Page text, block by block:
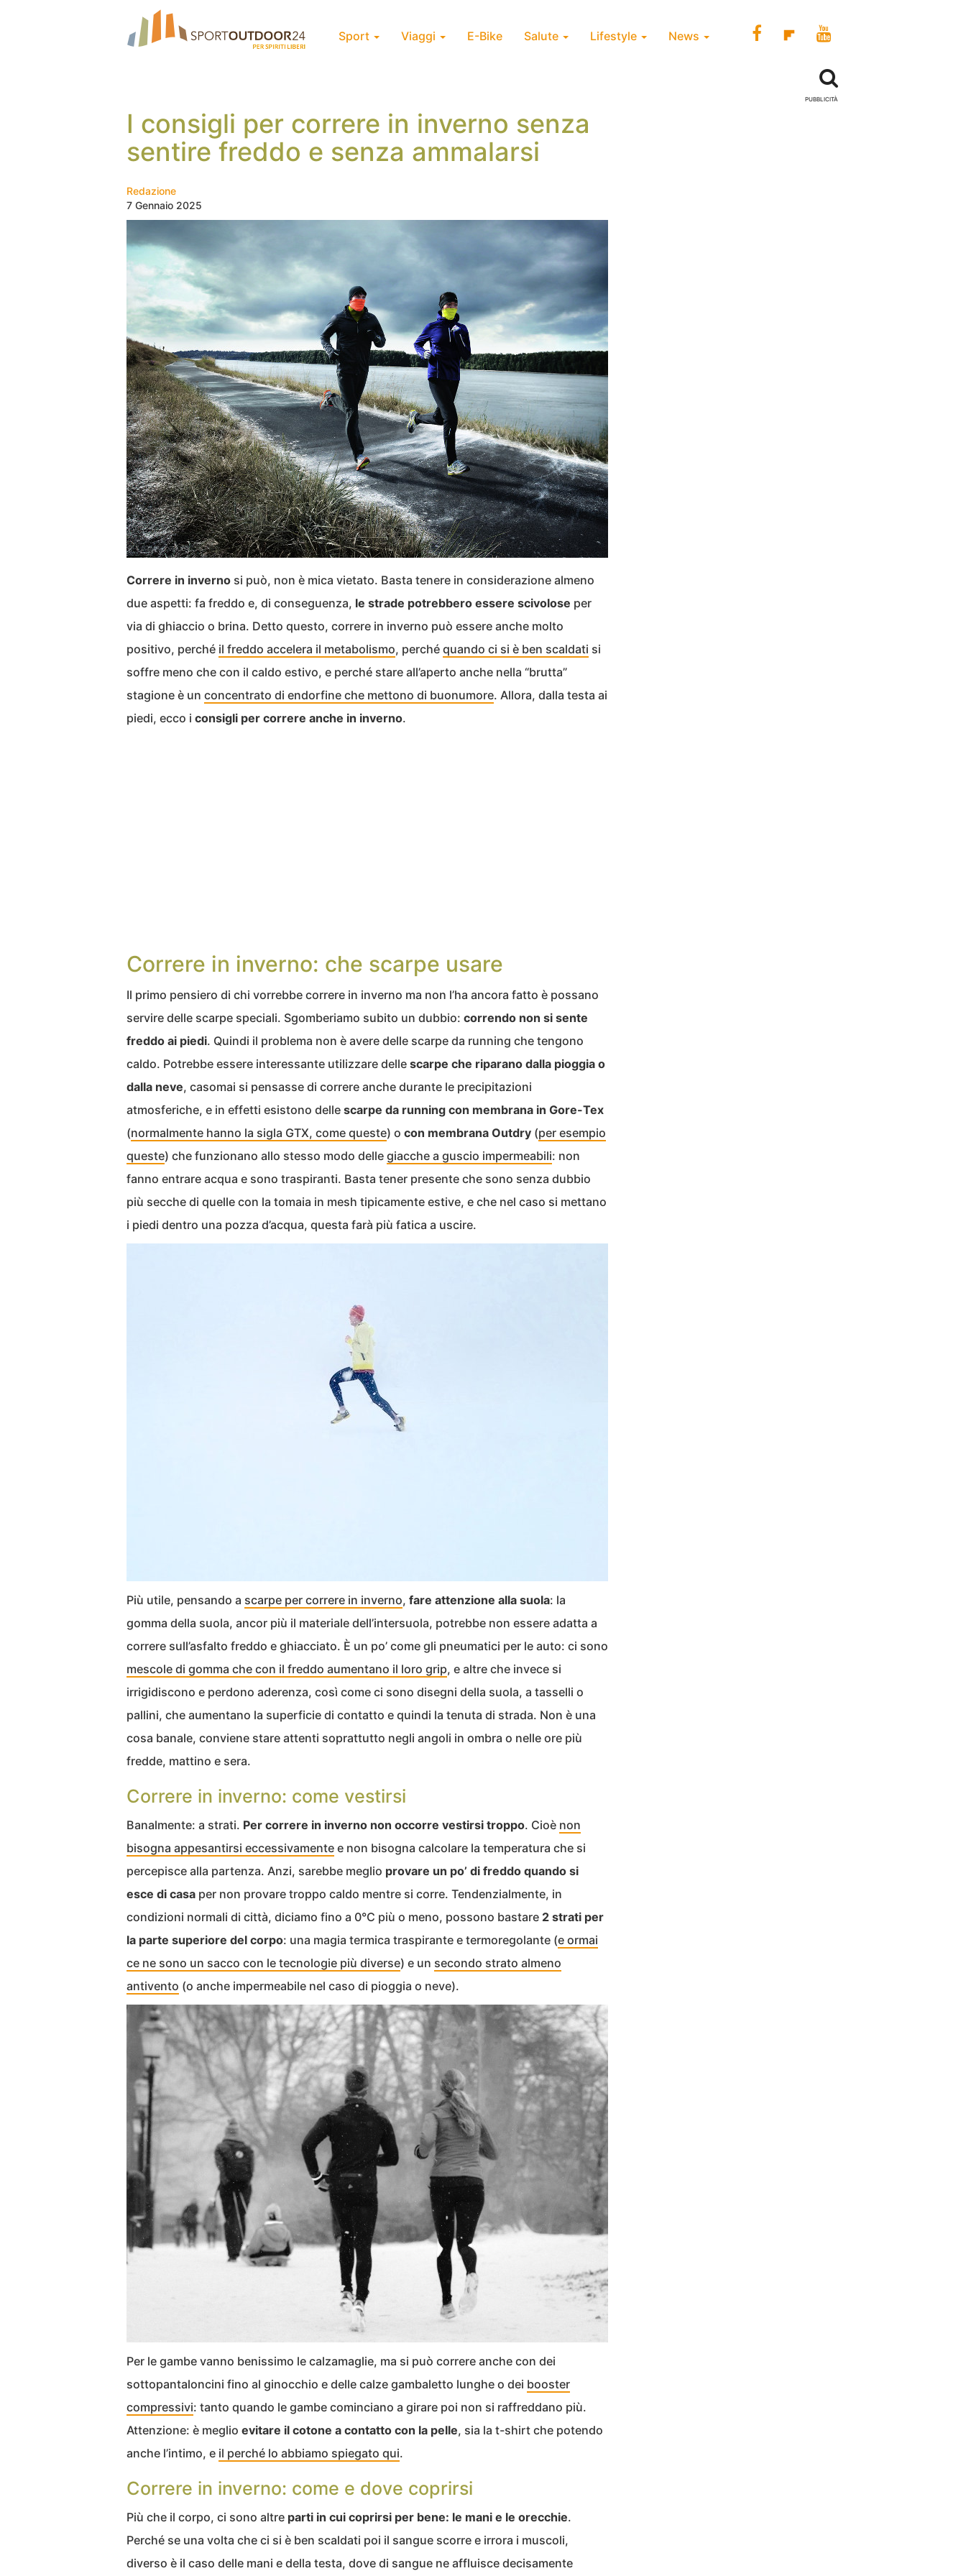
Sport Viaggi E-Bike Salute Lifestyle News
I consigli per correre in inverno senza
sentire freddo e senza ammalarsi
Redazione
7 Gennaio 2025
Correre in inverno si può, non è mica vietato. Basta tenere in considerazione almeno
due aspetti: fa freddo e, di conseguenza, le strade potrebbero essere scivolose per
via di ghiaccio o brina. Detto questo, correre in inverno può essere anche molto
positivo, perché il freddo accelera il metabolismo, perché quando ci si è ben scaldati si
soffre meno che con il caldo estivo, e perché stare all’aperto anche nella “brutta”
stagione è un concentrato di endorfine che mettono di buonumore. Allora, dalla testa ai
piedi, ecco i consigli per correre anche in inverno.
Correre in inverno: che scarpe usare
Il primo pensiero di chi vorrebbe correre in inverno ma non l’ha ancora fatto è possano
servire delle scarpe speciali. Sgomberiamo subito un dubbio: correndo non si sente
freddo ai piedi. Quindi il problema non è avere delle scarpe da running che tengono
caldo. Potrebbe essere interessante utilizzare delle scarpe che riparano dalla pioggia o
dalla neve, casomai si pensasse di correre anche durante le precipitazioni
atmosferiche, e in effetti esistono delle scarpe da running con membrana in Gore-Tex
(normalmente hanno la sigla GTX, come queste) o con membrana Outdry (per esempio
queste) che funzionano allo stesso modo delle giacche a guscio impermeabili: non
fanno entrare acqua e sono traspiranti. Basta tener presente che sono senza dubbio
più secche di quelle con la tomaia in mesh tipicamente estive, e che nel caso si mettano
i piedi dentro una pozza d’acqua, questa farà più fatica a uscire.
Più utile, pensando a scarpe per correre in inverno, fare attenzione alla suola: la
gomma della suola, ancor più il materiale dell’intersuola, potrebbe non essere adatta a
correre sull’asfalto freddo e ghiacciato. È un po’ come gli pneumatici per le auto: ci sono
mescole di gomma che con il freddo aumentano il loro grip, e altre che invece si
irrigidiscono e perdono aderenza, così come ci sono disegni della suola, a tasselli o
pallini, che aumentano la superficie di contatto e quindi la tenuta di strada. Non è una
cosa banale, conviene stare attenti soprattutto negli angoli in ombra o nelle ore più
fredde, mattino e sera.
Correre in inverno: come vestirsi
Banalmente: a strati. Per correre in inverno non occorre vestirsi troppo. Cioè non
bisogna appesantirsi eccessivamente e non bisogna calcolare la temperatura che si
percepisce alla partenza. Anzi, sarebbe meglio provare un po’ di freddo quando si
esce di casa per non provare troppo caldo mentre si corre. Tendenzialmente, in
condizioni normali di città, diciamo fino a 0°C più o meno, possono bastare 2 strati per
la parte superiore del corpo: una magia termica traspirante e termoregolante (e ormai
ce ne sono un sacco con le tecnologie più diverse) e un secondo strato almeno
antivento (o anche impermeabile nel caso di pioggia o neve).
Per le gambe vanno benissimo le calzamaglie, ma si può correre anche con dei
sottopantaloncini fino al ginocchio e delle calze gambaletto lunghe o dei booster
compressivi: tanto quando le gambe cominciano a girare poi non si raffreddano più.
Attenzione: è meglio evitare il cotone a contatto con la pelle, sia la t-shirt che potendo
anche l’intimo, e il perché lo abbiamo spiegato qui.
Correre in inverno: come e dove coprirsi
Più che il corpo, ci sono altre parti in cui coprirsi per bene: le mani e le orecchie.
Perché se una volta che ci si è ben scaldati poi il sangue scorre e irrora i muscoli,
diverso è il caso delle mani e della testa, dove di sangue ne affluisce decisamente
PUBBLICITÀ